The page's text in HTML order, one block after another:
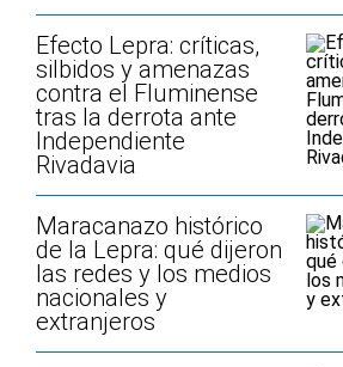
Efecto Lepra: críticas,
silbidos y amenazas
contra el Fluminense
tras la derrota ante
Independiente
Rivadavia
Maracanazo histórico
de la Lepra: qué dijeron
las redes y los medios
nacionales y
extranjeros